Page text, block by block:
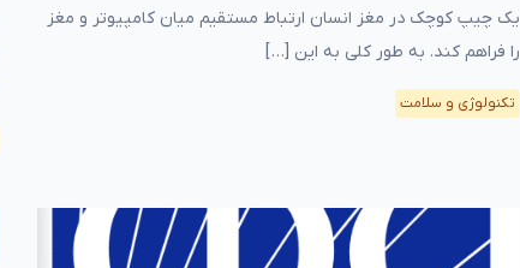
یک چیپ کوچک در مغز انسان ارتباط مستقیم میان کامپیوتر و مغز
را فراهم کند. به طور کلی به این […]
تکنولوژی و سلامت